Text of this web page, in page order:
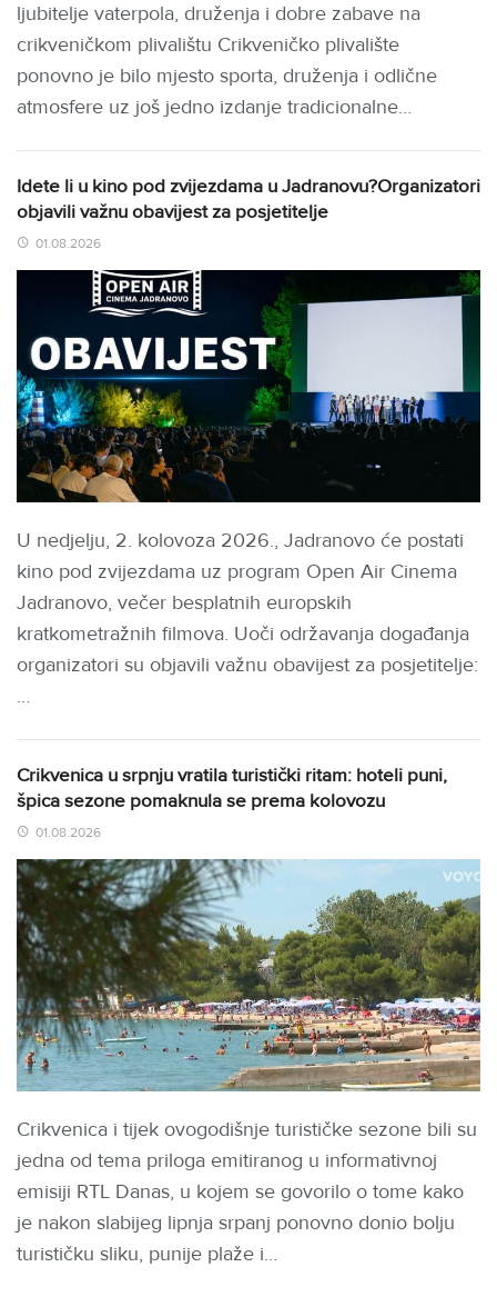
ljubitelje vaterpola, druženja i dobre zabave na
crikveničkom plivalištu Crikveničko plivalište
ponovno je bilo mjesto sporta, druženja i odlične
atmosfere uz još jedno izdanje tradicionalne…
Idete li u kino pod zvijezdama u Jadranovu?Organizatori
objavili važnu obavijest za posjetitelje
01.08.2026
U nedjelju, 2. kolovoza 2026., Jadranovo će postati
kino pod zvijezdama uz program Open Air Cinema
Jadranovo, večer besplatnih europskih
kratkometražnih filmova. Uoči održavanja događanja
organizatori su objavili važnu obavijest za posjetitelje:
…
Crikvenica u srpnju vratila turistički ritam: hoteli puni,
špica sezone pomaknula se prema kolovozu
01.08.2026
Crikvenica i tijek ovogodišnje turističke sezone bili su
jedna od tema priloga emitiranog u informativnoj
emisiji RTL Danas, u kojem se govorilo o tome kako
je nakon slabijeg lipnja srpanj ponovno donio bolju
turističku sliku, punije plaže i…